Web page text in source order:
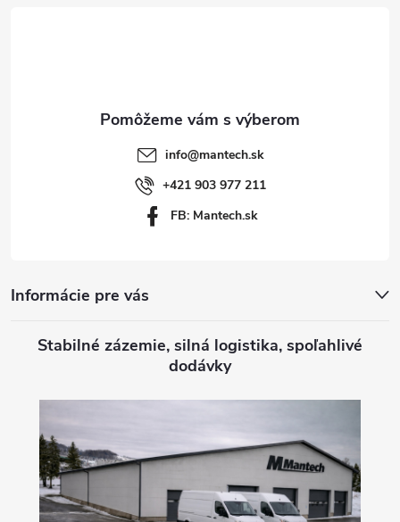
info@mantech.sk
+421 903 977 211
FB: Mantech.sk
Informácie pre vás
Stabilné zázemie, silná logistika, spoľahlivé
dodávky